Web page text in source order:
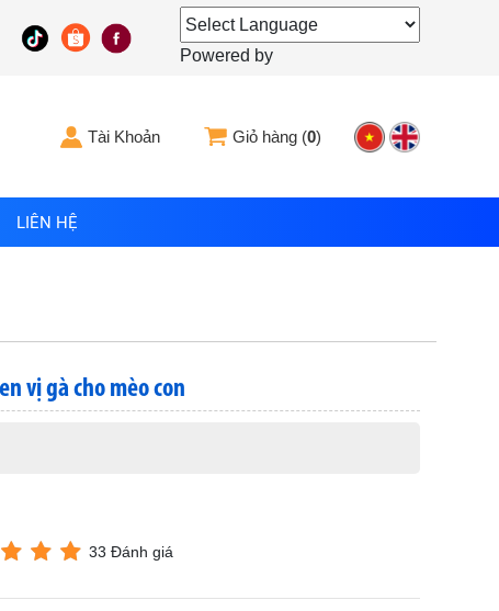
Powered by
Tài Khoản Giỏ hàng (0)
LIÊN HỆ
vị gà cho mèo con
33 Đánh giá